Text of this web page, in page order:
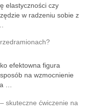
elastyczności czy
w radzeniu sobie z
efektowna figura
na wzmocnienie
…
skuteczne ćwiczenie na